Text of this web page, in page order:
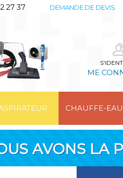
27 37 DEMANDE DE DEVIS
ME
CHAUFFE-EAU
AVONS LA